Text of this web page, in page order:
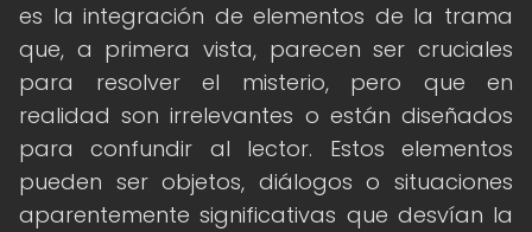
es la integración de elementos de la trama
que, a primera vista, parecen ser cruciales
para resolver el misterio, pero que en
realidad son irrelevantes o están diseñados
para confundir al lector. Estos elementos
pueden ser objetos, diálogos o situaciones
aparentemente significativas que desvían la